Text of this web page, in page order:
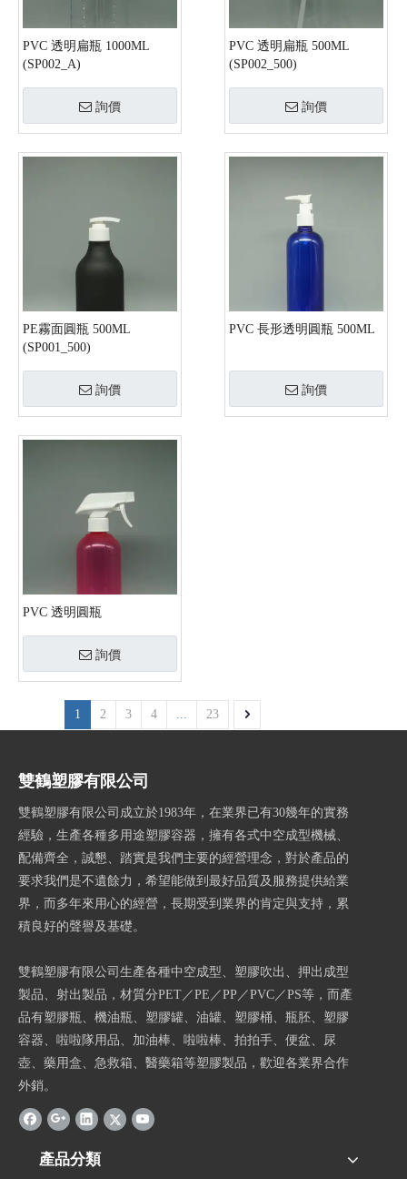
PVC 透明扁瓶 1000ML
(SP002_A)
詢價
PVC 透明扁瓶 500ML
(SP002_500)
詢價
PE霧面圓瓶 500ML
(SP001_500)
詢價
PVC 長形透明圓瓶 500ML
詢價
PVC 透明圓瓶
詢價
1 2 3 4 ... 23
雙鶴塑膠有限公司
雙鶴塑膠有限公司成立於1983年，在業界已有30幾年的實務
經驗，生產各種多用途塑膠容器，擁有各式中空成型機械、
配備齊全，誠懇、踏實是我們主要的經營理念，對於產品的
要求我們是不遺餘力，希望能做到最好品質及服務提供給業
界，而多年來用心的經營，長期受到業界的肯定與支持，累
積良好的聲譽及基礎。
雙鶴塑膠有限公司生產各種中空成型、塑膠吹出、押出成型
製品、射出製品，材質分PET／PE／PP／PVC／PS等，而產
品有塑膠瓶、機油瓶、塑膠罐、油罐、塑膠桶、瓶胚、塑膠
容器、啦啦隊用品、加油棒、啦啦棒、拍拍手、便盆、尿
壺、藥用盒、急救箱、醫藥箱等塑膠製品，歡迎各業界合作
外銷。
產品分類